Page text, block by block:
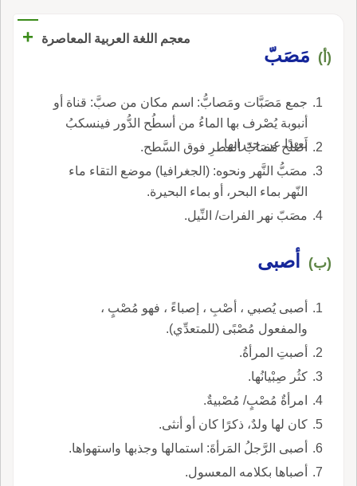
معجم اللغة العربية المعاصرة +
(أ) مَصَبّ
جمع مَصَبَّات ومَصابُّ: اسم مكان من صبَّ: قناة أو
أنبوبة يُصْرف بها الماءُ من أسطُح الدُّور فينسكبُ
بعيدًا عن جدرانها.
أَصْلح مَصَابّ المطرِ فوق السَّطح.
مصَبُّ النَّهر ونحوه: (الجغرافيا) موضع التقاء ماء
النّهر بماء البحر، أو بماء البحيرة.
مصَبّ نهر الفرات/ النِّيل.
(ب) أصبى
أصبى يُصبي ، أصْبِ ، إصباءً ، فهو مُصْبٍ ،
والمفعول مُصْبًى (للمتعدِّي).
أصبتِ المرأةُ.
كثُر صِبْيانُها.
امرأةٌ مُصْبٍ/ مُصْبيةٌ.
كان لها ولدٌ، ذكرًا كان أو أنثى.
أصبى الرَّجلُ المَرأةَ: استمالها وجذبها واستهواها.
أصباها بكلامه المعسول.